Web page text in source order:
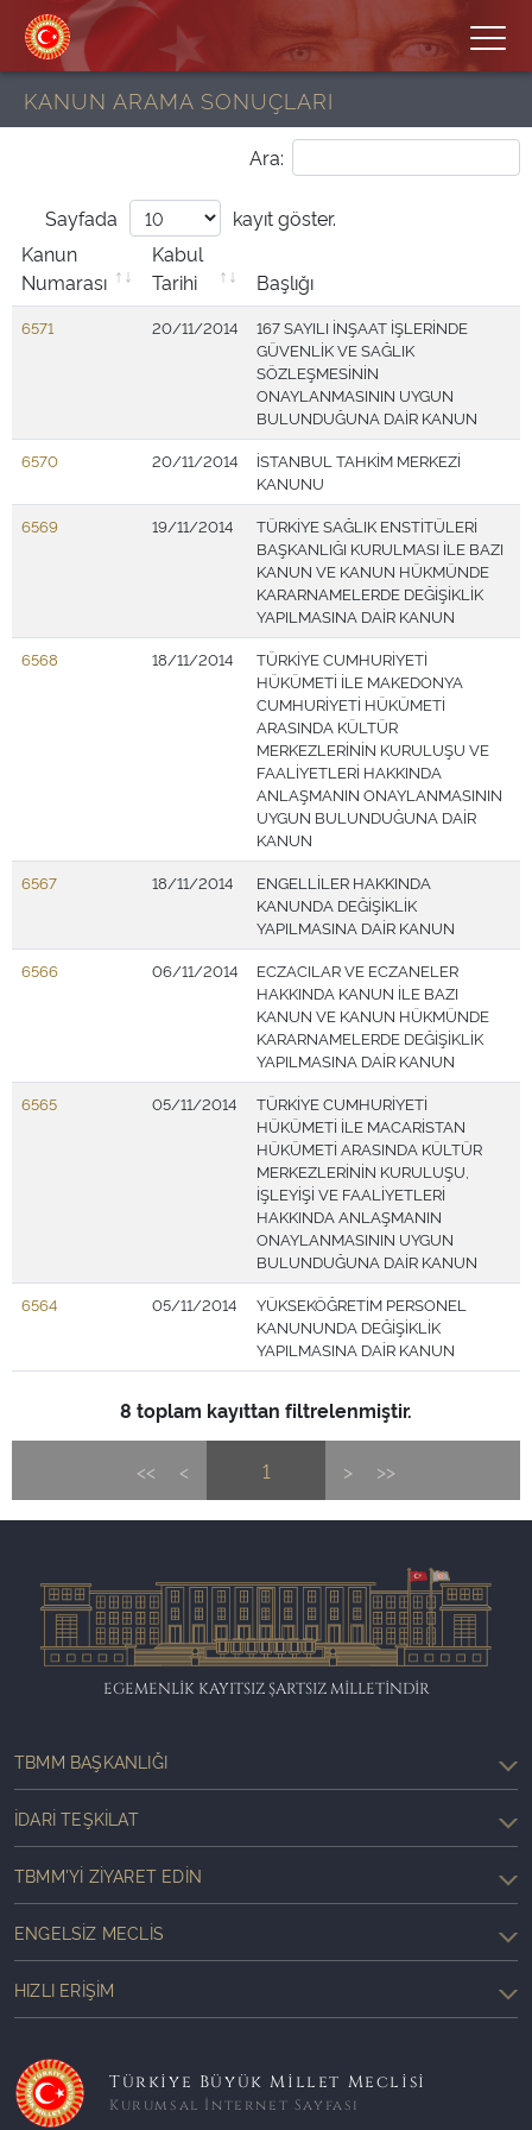
KANUN ARAMA SONUÇLARI
Ara:
Sayfada
kayıt göster.
Kanun
Numarası
Kabul
Tarihi
Başlığı
6571 20/11/2014
167 SAYILI İNŞAAT İŞLERİNDE
GÜVENLİK VE SAĞLIK
SÖZLEŞMESİNİN
ONAYLANMASININ UYGUN
BULUNDUĞUNA DAİR KANUN
6570
20/11/2014
İSTANBUL TAHKİM MERKEZİ
KANUNU
6569
19/11/2014
TÜRKİYE SAĞLIK ENSTİTÜLERİ
BAŞKANLIĞI KURULMASI İLE BAZI
KANUN VE KANUN HÜKMÜNDE
KARARNAMELERDE DEĞİŞİKLİK
YAPILMASINA DAİR KANUN
6568
18/11/2014
TÜRKİYE CUMHURİYETİ
HÜKÜMETİ İLE MAKEDONYA
CUMHURİYETİ HÜKÜMETİ
ARASINDA KÜLTÜR
MERKEZLERİNİN KURULUŞU VE
FAALİYETLERİ HAKKINDA
ANLAŞMANIN ONAYLANMASININ
UYGUN BULUNDUĞUNA DAİR
KANUN
6567
18/11/2014
ENGELLİLER HAKKINDA
KANUNDA DEĞİŞİKLİK
YAPILMASINA DAİR KANUN
6566
06/11/2014
ECZACILAR VE ECZANELER
HAKKINDA KANUN İLE BAZI
KANUN VE KANUN HÜKMÜNDE
KARARNAMELERDE DEĞİŞİKLİK
YAPILMASINA DAİR KANUN
6565
05/11/2014
TÜRKİYE CUMHURİYETİ
HÜKÜMETİ İLE MACARİSTAN
HÜKÜMETİ ARASINDA KÜLTÜR
MERKEZLERİNİN KURULUŞU,
İŞLEYİŞİ VE FAALİYETLERİ
HAKKINDA ANLAŞMANIN
ONAYLANMASININ UYGUN
BULUNDUĞUNA DAİR KANUN
6564
05/11/2014
YÜKSEKÖĞRETİM PERSONEL
KANUNUNDA DEĞİŞİKLİK
YAPILMASINA DAİR KANUN
8 toplam kayıttan filtrelenmiştir.
<< < 1 > >>
EGEMENLİK KAYITSIZ ŞARTSIZ MİLLETİNDİR
TBMM BAŞKANLIĞI
İDARI TEŞKILAT
TBMM'YI ZIYARET EDIN
ENGELSIZ MECLIS
HIZLI ERIŞIM
Türkiye Büyük Millet Meclisi
Kurumsal İnternet Sayfası